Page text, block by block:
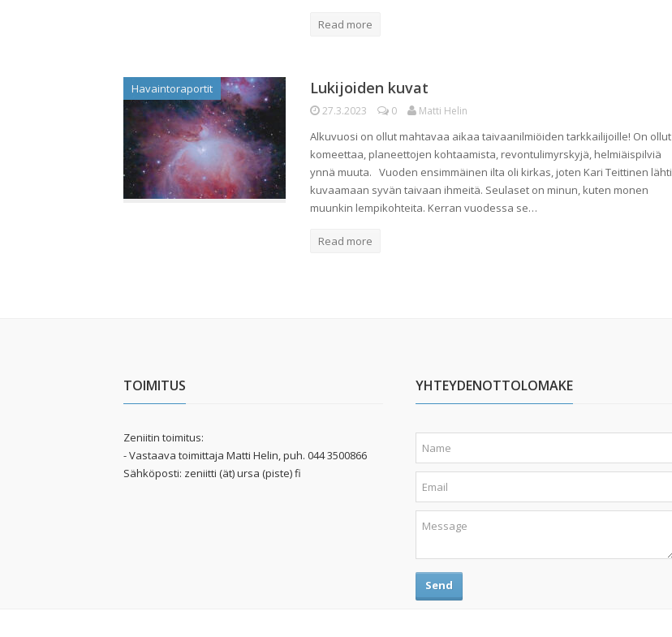
Read more
Havaintoraportit Lukijoiden kuvat
27.3.2023 0 Matti Helin
Alkuvuosi on ollut mahtavaa aikaa taivaanilmiöiden tarkkailijoille! On ollut
komeettaa, planeettojen kohtaamista, revontulimyrskyjä, helmiäispilviä
ynnä muuta. Vuoden ensimmäinen ilta oli kirkas, joten Kari Teittinen lähti
kuvaamaan syvän taivaan ihmeitä. Seulaset on minun, kuten monen
muunkin lempikohteita. Kerran vuodessa se…
Read more
TOIMITUS
Zeniitin toimitus:
- Vastaava toimittaja Matti Helin, puh. 044 3500866
Sähköposti: zeniitti (ät) ursa (piste) fi
YHTEYDENOTTOLOMAKE
Send